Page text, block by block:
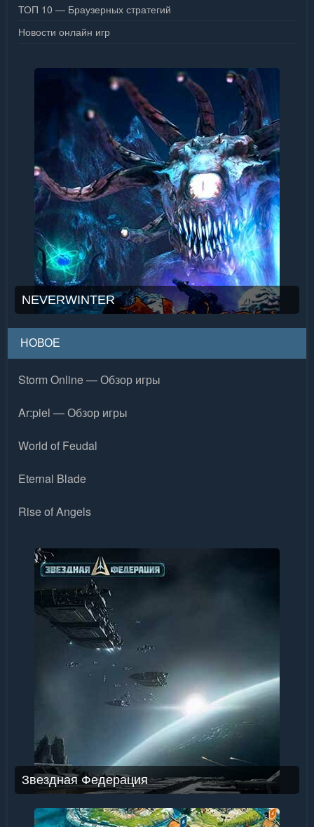
ТОП 10 — Браузерных стратегий
Новости онлайн игр
NEVERWINTER
НОВОЕ
Storm Online — Обзор игры
Ar:piel — Обзор игры
World of Feudal
Eternal Blade
Rise of Angels
Звездная Федерация